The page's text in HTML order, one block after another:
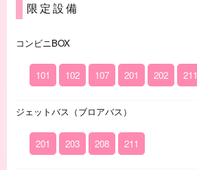
限定設備
コンビニBOX
101 102 107 201 202 211
ジェットバス（ブロアバス）
201 203 208 211